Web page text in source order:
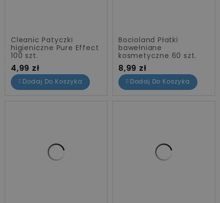
Septona
Tami
Promocje
Cleanic Patyczki
higieniczne Pure Effect
100 szt.
Cena
4,99 zł
Dodaj Do Koszyka
Bocioland Płatki
bawełniane
kosmetyczne 60 szt.
Cena
8,99 zł
Dodaj Do Koszyka